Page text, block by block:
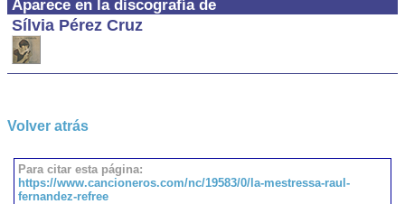
Aparece en la discografía de
Sílvia Pérez Cruz
Volver atrás
Para citar esta página:
https://www.cancioneros.com/nc/19583/0/la-mestressa-raul-
fernandez-refree